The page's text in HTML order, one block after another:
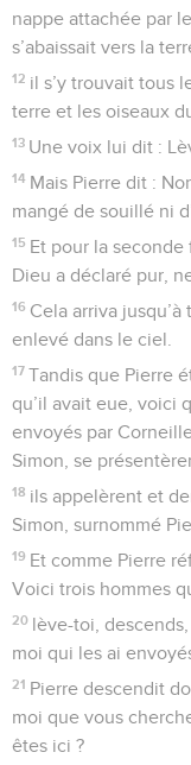
nappe attachée par
s’abaissait vers la
12 il s’y trouvait tous
terre et les oiseaux
13 Une voix lui dit :
14 Mais Pierre dit :
mangé de souillé ni
15 Et pour la
Dieu a déclaré pur,
16 Cela arriva
enlevé dans le ciel.
17 Tandis que Pierre
qu’il avait eue, voici
envoyés par
Simon, se
18 ils appelèrent et
Simon, surnommé
19 Et comme Pierre
Voici trois hommes
20 lève-toi,
moi qui les ai
21 Pierre descendit
moi que vous
êtes ici ?